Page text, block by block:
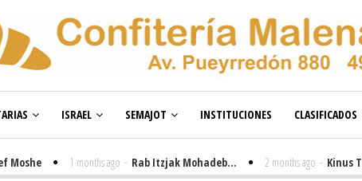
ISRAEL SEMAJOT INSTITUCIONES CLASIFICADOS
1 months ago - Rab Itzjak Mohadeb... 2 months ago - Kinus Toire